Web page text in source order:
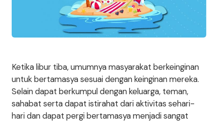
Ketika libur tiba, umumnya masyarakat berkeinginan
untuk bertamasya sesuai dengan keinginan mereka.
Selain dapat berkumpul dengan keluarga, teman,
sahabat serta dapat istirahat dari aktivitas sehari-
hari dan dapat pergi bertamasya menjadi sangat